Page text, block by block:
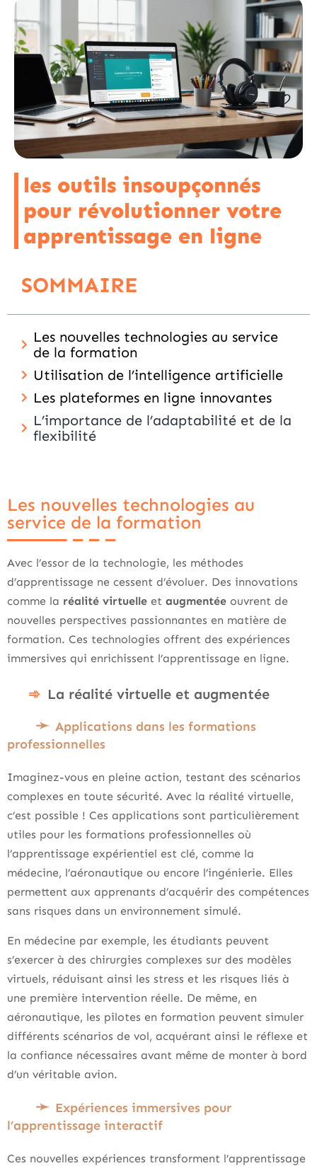
les outils insoupçonnés
pour révolutionner votre
apprentissage en ligne
SOMMAIRE
Les nouvelles technologies au service
de la formation
Utilisation de l’intelligence artificielle
Les plateformes en ligne innovantes
L’importance de l’adaptabilité et de la
flexibilité
Les nouvelles technologies au
service de la formation
Avec l’essor de la technologie, les méthodes
d’apprentissage ne cessent d’évoluer. Des innovations
comme la réalité virtuelle et augmentée ouvrent de
nouvelles perspectives passionnantes en matière de
formation. Ces technologies offrent des expériences
immersives qui enrichissent l’apprentissage en ligne.
La réalité virtuelle et augmentée
Applications dans les formations
professionnelles
Imaginez-vous en pleine action, testant des scénarios
complexes en toute sécurité. Avec la réalité virtuelle,
c’est possible ! Ces applications sont particulièrement
utiles pour les formations professionnelles où
l’apprentissage expérientiel est clé, comme la
médecine, l’aéronautique ou encore l’ingénierie. Elles
permettent aux apprenants d’acquérir des compétences
sans risques dans un environnement simulé.
En médecine par exemple, les étudiants peuvent
s’exercer à des chirurgies complexes sur des modèles
virtuels, réduisant ainsi les stress et les risques liés à
une première intervention réelle. De même, en
aéronautique, les pilotes en formation peuvent simuler
différents scénarios de vol, acquérant ainsi le réflexe et
la confiance nécessaires avant même de monter à bord
d’un véritable avion.
Expériences immersives pour
l’apprentissage interactif
Ces nouvelles expériences transforment l’apprentissage